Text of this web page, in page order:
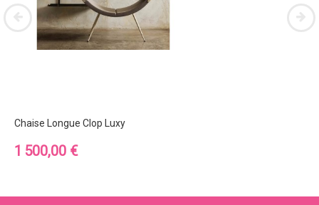
Chaise Longue Clop Luxy
Prix
1 500,00 €